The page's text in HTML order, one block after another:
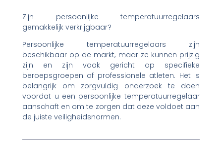
Zijn persoonlijke temperatuurregelaars
gemakkelijk verkrijgbaar?
Persoonlijke temperatuurregelaars zijn
beschikbaar op de markt, maar ze kunnen prijzig
zijn en zijn vaak gericht op specifieke
beroepsgroepen of professionele atleten. Het is
belangrijk om zorgvuldig onderzoek te doen
voordat u een persoonlijke temperatuurregelaar
aanschaft en om te zorgen dat deze voldoet aan
de juiste veiligheidsnormen.